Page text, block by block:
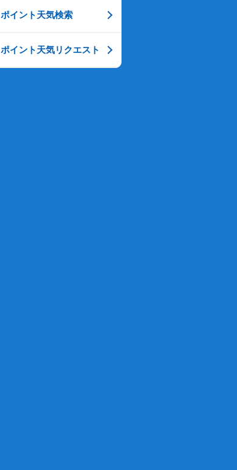
ポイント天気検索
ポイント天気リクエスト